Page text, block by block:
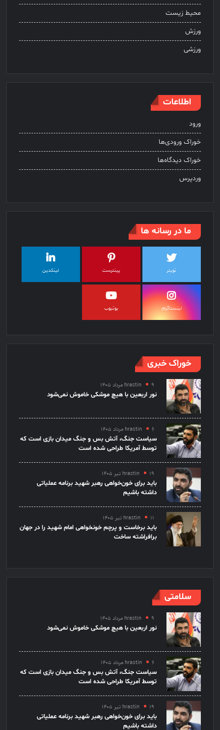
محیط زیست
ورزش
ورزشی
اطلاعات
ورود
خوراک ورودی‌ها
خوراک دیدگاه‌ها
وردپرس
ما در رسانه ها
تویتر پینترست لینکدین
اینستاگرام یوتیوب
خوراک خبری
hrastin ۹ مرداد ۱۴۰۵
نور اربعین با هیچ موشکی خاموش نمی‌شود
hrastin ۶ مرداد ۱۴۰۵
سیاست جنگ، آتش بس و جنگ میدان بازی است که
توسط آمریکا طراحی شده است
hrastin ۱۹ تیر ۱۴۰۵
باید برای خون‌خواهی رهبر شهید برنامه عملیاتی
داشته باشیم
hrastin ۱۱ تیر ۱۴۰۵
باید برخاست و پرچم خونخواهی امام شهید را در جهان
برافراشته ساخت
سلامتی
hrastin ۹ مرداد ۱۴۰۵
نور اربعین با هیچ موشکی خاموش نمی‌شود
hrastin ۶ مرداد ۱۴۰۵
سیاست جنگ، آتش بس و جنگ میدان بازی است که
توسط آمریکا طراحی شده است
hrastin ۱۹ تیر ۱۴۰۵
باید برای خون‌خواهی رهبر شهید برنامه عملیاتی
داشته باشیم